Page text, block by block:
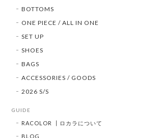
BOTTOMS
ONE PIECE / ALL IN ONE
SET UP
SHOES
BAGS
ACCESSORIES / GOODS
2026 S/S
GUIDE
RACOLOR ┃ロカラについて
BLOG